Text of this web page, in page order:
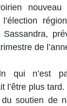
de
qui n’est
l’être plus
soutien de